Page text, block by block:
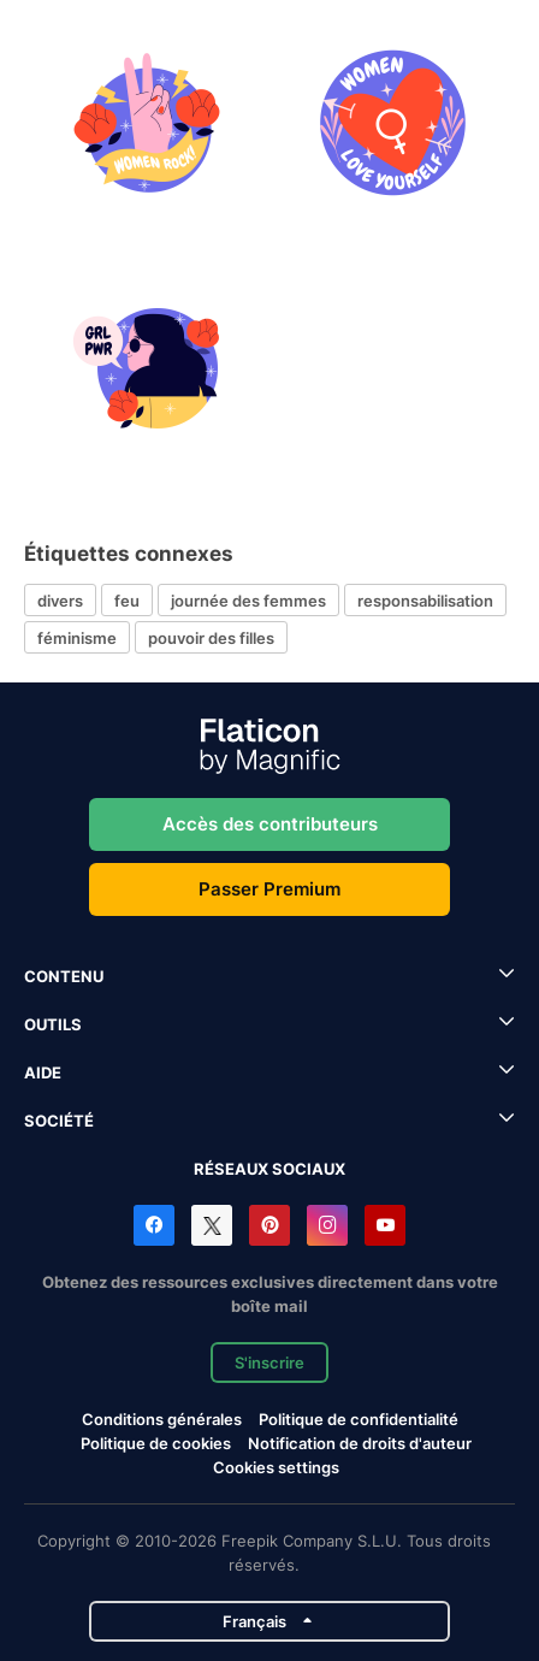
Étiquettes connexes
divers feu journée des femmes
responsabilisation
féminisme
pouvoir des filles
Accès des contributeurs
Passer Premium
CONTENU
OUTILS
AIDE
SOCIÉTÉ
RÉSEAUX SOCIAUX
Obtenez des ressources exclusives directement dans votre
boîte mail
S'inscrire
Conditions générales
Politique de confidentialité
Politique de cookies
Notification de droits d'auteur
Cookies settings
Copyright © 2010-2026 Freepik Company S.L.U. Tous droits
réservés.
Français